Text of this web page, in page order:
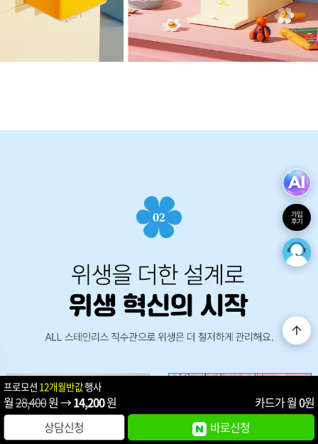
프로모션 12개월반값행사
월28,400원 →14,200원 카드가 월0원
상담신청
바로신청
가입
후기